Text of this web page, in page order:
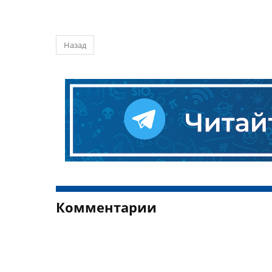
Назад
Комментарии